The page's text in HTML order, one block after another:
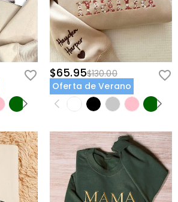
$65.95$130.00
Oferta de Verano